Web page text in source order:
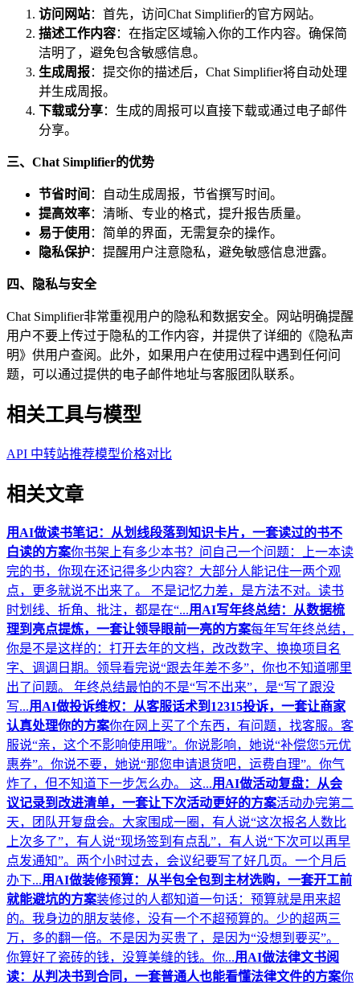
访问网站：首先，访问Chat Simplifier的官方网站。
描述工作内容：在指定区域输入你的工作内容。确保简
洁明了，避免包含敏感信息。
生成周报：提交你的描述后，Chat Simplifier将自动处理
并生成周报。
下载或分享：生成的周报可以直接下载或通过电子邮件
分享。
三、Chat Simplifier的优势
节省时间 ：自动生成周报，节省撰写时间。
提高效率：清晰、专业的格式，提升报告质量。
易于使用 ：简单的界面，无需复杂的操作。
隐私保护：提醒用户注意隐私，避免敏感信息泄露。
四、隐私与安全
Chat Simplifier非常重视用户的隐私和数据安全。网站明确提醒
用户不要上传过于隐私的工作内容，并提供了详细的《隐私声
明》供用户查阅。此外，如果用户在使用过程中遇到任何问
题，可以通过提供的电子邮件地址与客服团队联系。
相关工具与模型
API 中转站推荐模型价格对比
相关文章
用AI做读书笔记：从划线段落到知识卡片，一套读过的书不
白读的方案你书架上有多少本书？问自己一个问题：上一本读
完的书，你现在还记得多少内容？大部分人能记住一两个观
点，更多就说不出来了。 不是记忆力差，是方法不对。读书
时划线、折角、批注，都是在“...用AI写年终总结：从数据梳
理到亮点提炼，一套让领导眼前一亮的方案每年写年终总结，
你是不是这样的：打开去年的文档，改改数字、换换项目名
字、调调日期。领导看完说“跟去年差不多”，你也不知道哪里
出了问题。 年终总结最怕的不是“写不出来”，是“写了跟没
写...用AI做投诉维权：从客服话术到12315投诉，一套让商家
认真处理你的方案你在网上买了个东西，有问题，找客服。客
服说“亲，这个不影响使用哦”。你说影响，她说“补偿您5元优
惠券”。你说不要，她说“那您申请退货吧，运费自理”。你气
炸了，但不知道下一步怎么办。 这...用AI做活动复盘：从会
议记录到改进清单，一套让下次活动更好的方案活动办完第二
天，团队开复盘会。大家围成一圈，有人说“这次报名人数比
上次多了”，有人说“现场签到有点乱”，有人说“下次可以再早
点发通知”。两个小时过去，会议纪要写了好几页。一个月后
办下...用AI做装修预算：从半包全包到主材选购，一套开工前
就能避坑的方案装修过的人都知道一句话：预算就是用来超
的。我身边的朋友装修，没有一个不超预算的。少的超两三
万，多的翻一倍。不是因为买贵了，是因为“没想到要买”。
你算好了瓷砖的钱，没算美缝的钱。你...用AI做法律文书阅
读：从判决书到合同，一套普通人也能看懂法律文件的方案你